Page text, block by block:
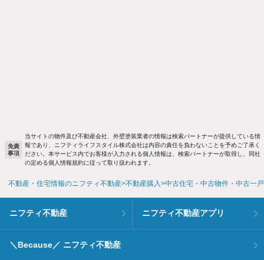
免責
事項
当サイトの物件及び不動産会社、外壁塗装業者の情報は検索パートナーが提供している情
報であり、ニフティライフスタイル株式会社は内容の責任を負わないことを予めご了承く
ださい。本サービス内でお客様が入力される個人情報は、検索パートナーが取得し、同社
の定める個人情報規約に従って取り扱われます。
不動産・住宅情報のニフティ不動産 不動産購入 中古住宅・中古物件・中古一
ニフティ不動産 ニフティ不動産アプリ
＼Because／ ニフティ不動産